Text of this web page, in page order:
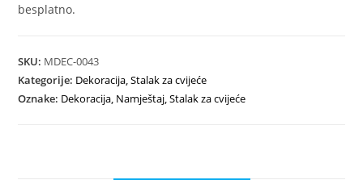
besplatno.
SKU: MDEC-0043
Kategorije: Dekoracija ,Stalak za cvijeće
Oznake: Dekoracija Namještaj ,Stalak za cvijeće